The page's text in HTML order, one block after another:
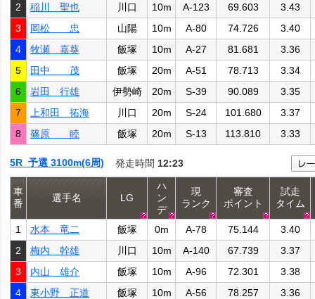
2
稲川 聖也 川口 10m A-123 69.603
3.43
3
岡松 忠 山陽 10m A-80 74.726
3.40
4
牧瀬 嘉葵 飯塚 10m A-27 81.681
3.36
5
田中 茂 飯塚 20m A-51 78.713
3.34
6
岩田 行雄 伊勢崎 20m S-39 90.089
3.35
7
上和田 拓海 川口 20m S-24 101.680
3.37
8
篠原 睦 飯塚 20m S-13 113.810 3.33
5R 予選 3100m(6周) 発走時間 12:23
車
番
選手名 LG
ハ
ン
デ
現
ランク
審査
ポイント
試走
タイム
1 水本 竜二 飯塚 0m A-78 75.144
3.40
2
梅内 幹雄 川口 10m A-140 67.739
3.37
3
内山 雄介 飯塚 10m A-96 72.301
3.38
4
東小野 正道 飯塚 10m A-56 78.257
3.36